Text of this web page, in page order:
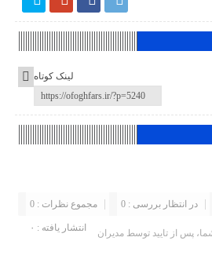
لینک کوتاه
مجموع نظرات : 0 در انتظار بررسی : 0
انتشار یافته : ۰
پس از تایید توسط مدیران